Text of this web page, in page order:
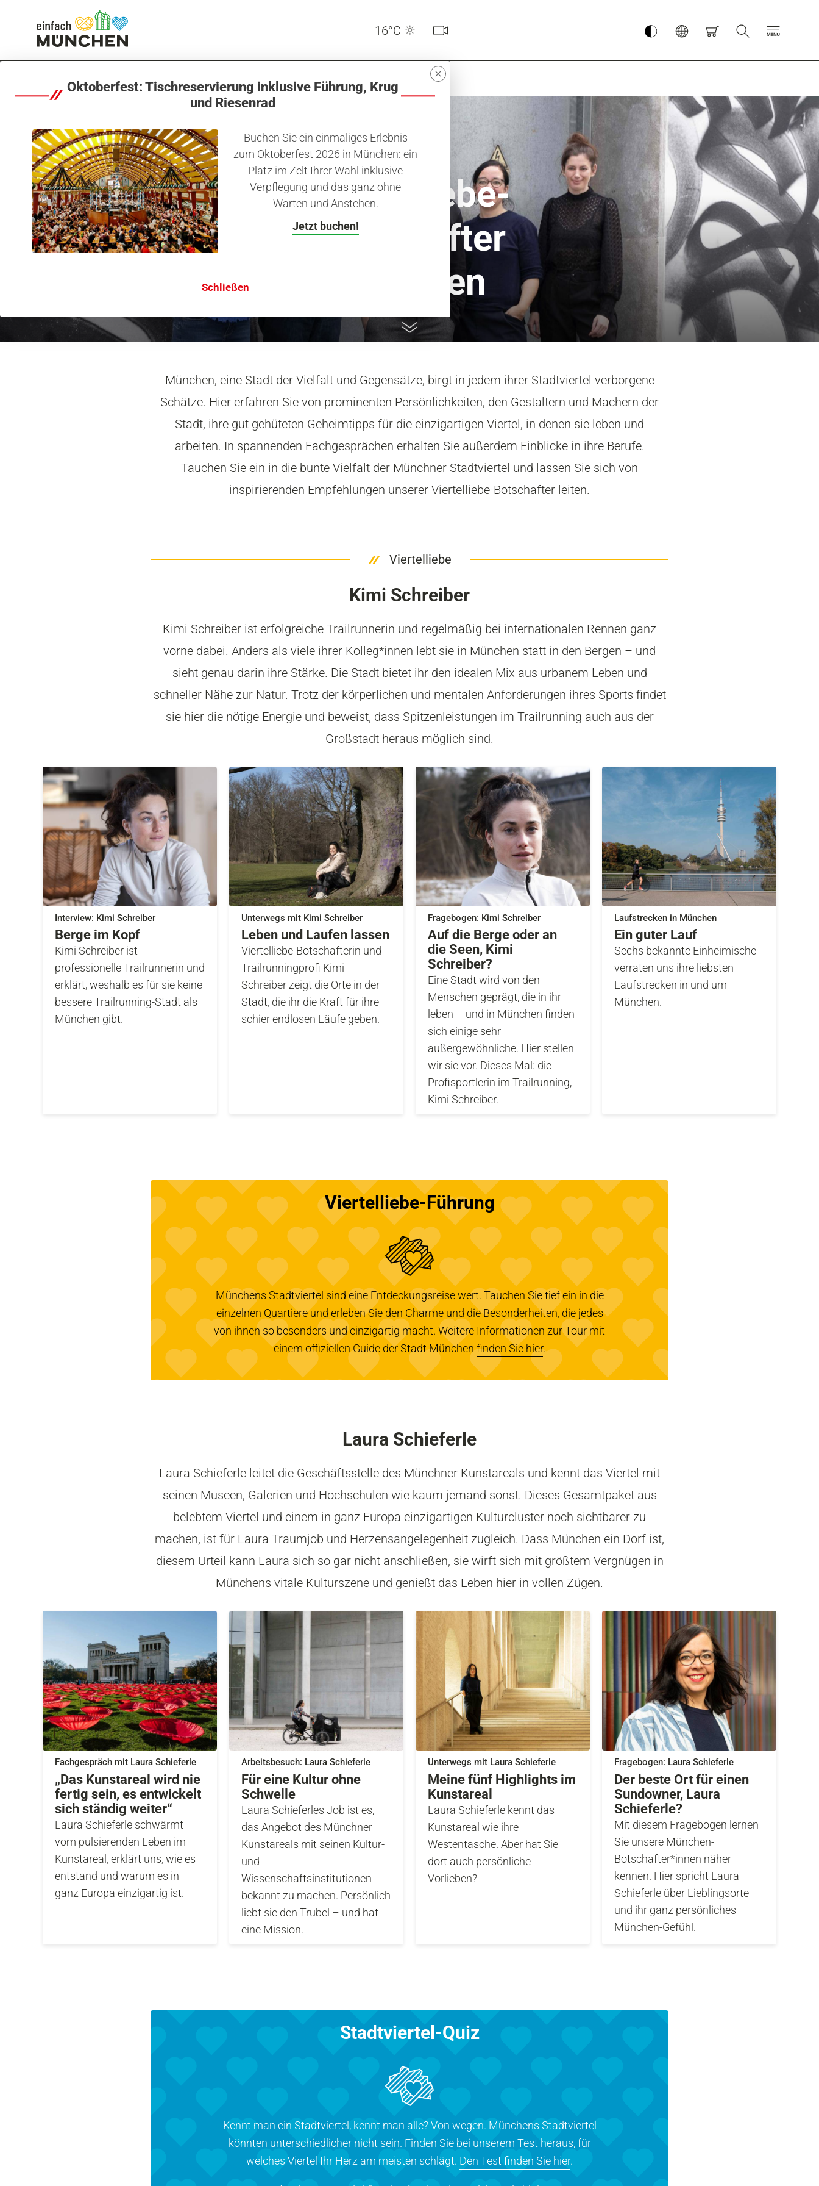
Oktoberfest: Tischreservierung inklusive Führung, Krug
und Riesenrad
Buchen Sie ein einmaliges Erlebnis
zum Oktoberfest 2026 in München: ein
Platz im Zelt Ihrer Wahl inklusive
Verpflegung und das ganz ohne
Warten und Anstehen.
Jetzt buchen!
Schließen
16°C
Viertelliebe-
Botschafter
München
München, eine Stadt der Vielfalt und Gegensätze, birgt in jedem ihrer Stadtviertel verborgene
Schätze. Hier erfahren Sie von prominenten Persönlichkeiten, den Gestaltern und Machern der
Stadt, ihre gut gehüteten Geheimtipps für die einzigartigen Viertel, in denen sie leben und
arbeiten. In spannenden Fachgesprächen erhalten Sie außerdem Einblicke in ihre Berufe.
Tauchen Sie ein in die bunte Vielfalt der Münchner Stadtviertel und lassen Sie sich von
inspirierenden Empfehlungen unserer Viertelliebe-Botschafter leiten.
Viertelliebe
Kimi Schreiber
Kimi Schreiber ist erfolgreiche Trailrunnerin und regelmäßig bei internationalen Rennen ganz
vorne dabei. Anders als viele ihrer Kolleg*innen lebt sie in München statt in den Bergen – und
sieht genau darin ihre Stärke. Die Stadt bietet ihr den idealen Mix aus urbanem Leben und
schneller Nähe zur Natur. Trotz der körperlichen und mentalen Anforderungen ihres Sports findet
sie hier die nötige Energie und beweist, dass Spitzenleistungen im Trailrunning auch aus der
Großstadt heraus möglich sind.
Interview: Kimi Schreiber
Berge im Kopf
Kimi Schreiber ist
professionelle Trailrunnerin und
erklärt, weshalb es für sie keine
bessere Trailrunning-Stadt als
München gibt.
Unterwegs mit Kimi Schreiber
Leben und Laufen lassen
Viertelliebe-Botschafterin und
Trailrunningprofi Kimi
Schreiber zeigt die Orte in der
Stadt, die ihr die Kraft für ihre
schier endlosen Läufe geben.
Fragebogen: Kimi Schreiber
Auf die Berge oder an
die Seen, Kimi
Schreiber?
Eine Stadt wird von den
Menschen geprägt, die in ihr
leben – und in München finden
sich einige sehr
außergewöhnliche. Hier stellen
wir sie vor. Dieses Mal: die
Profisportlerin im Trailrunning,
Kimi Schreiber.
Laufstrecken in München
Ein guter Lauf
Sechs bekannte Einheimische
verraten uns ihre liebsten
Laufstrecken in und um
München.
Viertelliebe-Führung
Münchens Stadtviertel sind eine Entdeckungsreise wert. Tauchen Sie tief ein in die
einzelnen Quartiere und erleben Sie den Charme und die Besonderheiten, die jedes
von ihnen so besonders und einzigartig macht. Weitere Informationen zur Tour mit
einem offiziellen Guide der Stadt Münchenfinden Sie hier.
Laura Schieferle
Laura Schieferle leitet die Geschäftsstelle des Münchner Kunstareals und kennt das Viertel mit
seinen Museen, Galerien und Hochschulen wie kaum jemand sonst. Dieses Gesamtpaket aus
belebtem Viertel und einem in ganz Europa einzigartigen Kulturcluster noch sichtbarer zu
machen, ist für Laura Traumjob und Herzensangelegenheit zugleich. Dass München ein Dorf ist,
diesem Urteil kann Laura sich so gar nicht anschließen, sie wirft sich mit größtem Vergnügen in
Münchens vitale Kulturszene und genießt das Leben hier in vollen Zügen.
Fachgespräch mit Laura Schieferle
„Das Kunstareal wird nie
fertig sein, es entwickelt
sich ständig weiter“
Laura Schieferle schwärmt
vom pulsierenden Leben im
Kunstareal, erklärt uns, wie es
entstand und warum es in
ganz Europa einzigartig ist.
Arbeitsbesuch: Laura Schieferle
Für eine Kultur ohne
Schwelle
Laura Schieferles Job ist es,
das Angebot des Münchner
Kunstareals mit seinen Kultur-
und
Wissenschaftsinstitutionen
bekannt zu machen. Persönlich
liebt sie den Trubel – und hat
eine Mission.
Unterwegs mit Laura Schieferle
Meine fünf Highlights im
Kunstareal
Laura Schieferle kennt das
Kunstareal wie ihre
Westentasche. Aber hat Sie
dort auch persönliche
Vorlieben?
Fragebogen: Laura Schieferle
Der beste Ort für einen
Sundowner, Laura
Schieferle?
Mit diesem Fragebogen lernen
Sie unsere München-
Botschafter*innen näher
kennen. Hier spricht Laura
Schieferle über Lieblingsorte
und ihr ganz persönliches
München-Gefühl.
Stadtviertel-Quiz
Kennt man ein Stadtviertel, kennt man alle? Von wegen. Münchens Stadtviertel
könnten unterschiedlicher nicht sein. Finden Sie bei unserem Test heraus, für
welches Viertel Ihr Herz am meisten schlägt. Den Test finden Sie hier.